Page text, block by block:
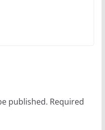
published. Required